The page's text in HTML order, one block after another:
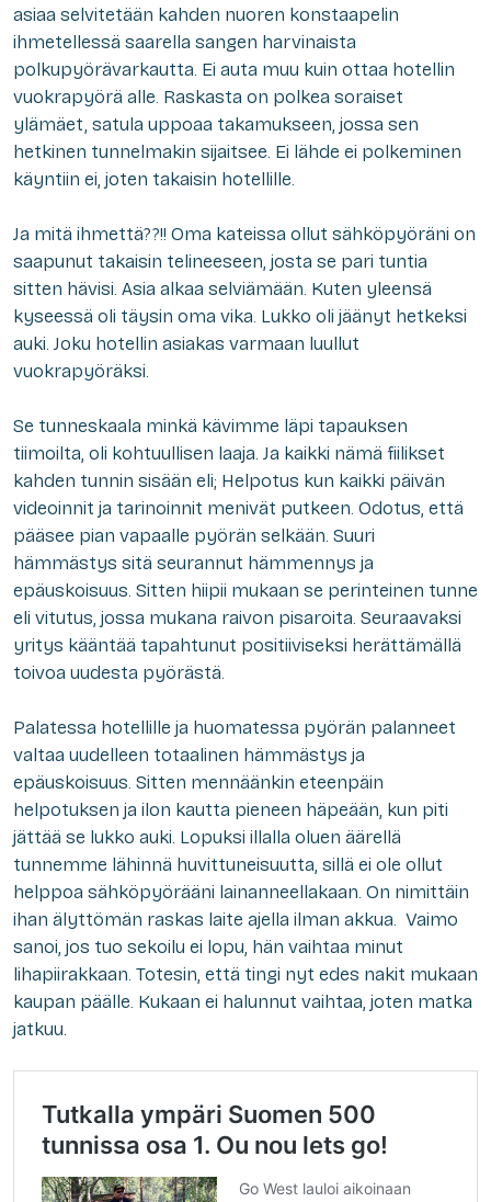
asiaa selvitetään kahden nuoren konstaapelin
ihmetellessä saarella sangen harvinaista
polkupyörävarkautta. Ei auta muu kuin ottaa hotellin
vuokrapyörä alle. Raskasta on polkea soraiset
ylämäet, satula uppoaa takamukseen, jossa sen
hetkinen tunnelmakin sijaitsee. Ei lähde ei polkeminen
käyntiin ei, joten takaisin hotellille.
Ja mitä ihmettä??!! Oma kateissa ollut sähköpyöräni on
saapunut takaisin telineeseen, josta se pari tuntia
sitten hävisi. Asia alkaa selviämään. Kuten yleensä
kyseessä oli täysin oma vika. Lukko oli jäänyt hetkeksi
auki. Joku hotellin asiakas varmaan luullut
vuokrapyöräksi.
Se tunneskaala minkä kävimme läpi tapauksen
tiimoilta, oli kohtuullisen laaja. Ja kaikki nämä fiilikset
kahden tunnin sisään eli; Helpotus kun kaikki päivän
videoinnit ja tarinoinnit menivät putkeen. Odotus, että
pääsee pian vapaalle pyörän selkään. Suuri
hämmästys sitä seurannut hämmennys ja
epäuskoisuus. Sitten hiipii mukaan se perinteinen tunne
eli vitutus, jossa mukana raivon pisaroita. Seuraavaksi
yritys kääntää tapahtunut positiiviseksi herättämällä
toivoa uudesta pyörästä.
Palatessa hotellille ja huomatessa pyörän palanneet
valtaa uudelleen totaalinen hämmästys ja
epäuskoisuus. Sitten mennäänkin eteenpäin
helpotuksen ja ilon kautta pieneen häpeään, kun piti
jättää se lukko auki. Lopuksi illalla oluen äärellä
tunnemme lähinnä huvittuneisuutta, sillä ei ole ollut
helppoa sähköpyörääni lainanneellakaan. On nimittäin
ihan älyttömän raskas laite ajella ilman akkua. Vaimo
sanoi, jos tuo sekoilu ei lopu, hän vaihtaa minut
lihapiirakkaan. Totesin, että tingi nyt edes nakit mukaan
kaupan päälle. Kukaan ei halunnut vaihtaa, joten matka
jatkuu.